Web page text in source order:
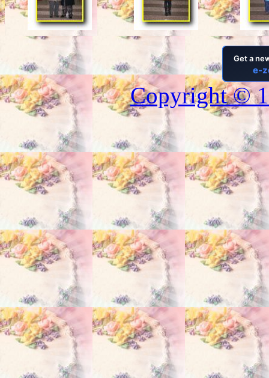
Copyright ©